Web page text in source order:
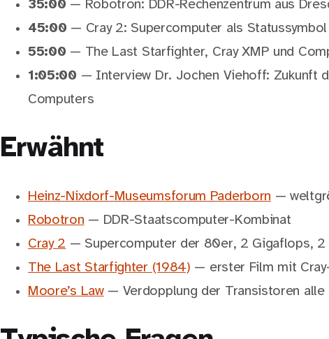
35:00 — Robotron: DDR-Rechenzentrum aus
45:00 — Cray 2: Supercomputer als Statussymbol
55:00 — The Last Starfighter, Cray XMP und
1:05:00 — Interview Dr. Jochen Viehoff: Zukunft
Computers
Erwähnt
Heinz-Nixdorf-Museumsforum Paderborn —
Robotron — DDR-Staatscomputer-Kombinat
Cray 2 — Supercomputer der 80er, 2 Gigaflops, 2
The Last Starfighter (1984) — erster Film mit
Moore’s Law— Verdopplung der Transistoren alle